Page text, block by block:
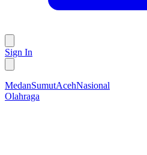
Sign In
MedanSumutAcehNasional
Olahraga